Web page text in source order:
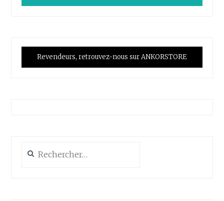
Revendeurs, retrouvez-nous sur ANKORSTORE